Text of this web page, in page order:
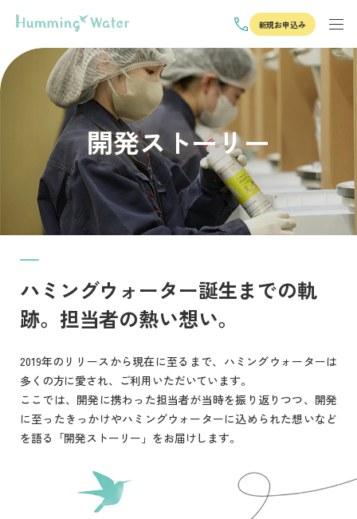
新規お申込み
開発ストーリー
ハミングウォーター誕生までの軌
跡。担当者の熱い想い。
2019年のリリースから現在に至るまで、ハミングウォーターは
多くの方に愛され、ご利用いただいています。
ここでは、開発に携わった担当者が当時を振り返りつつ、開発
に至ったきっかけやハミングウォーターに込められた想いなど
を語る「開発ストーリー」をお届けします。